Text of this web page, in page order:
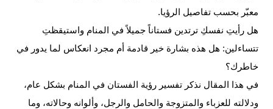
معبّر بحسب تفاصيل الرؤيا.
هل رأيتِ نفسكِ ترتدين فستاناً جميلاً في المنام واستيقظتِ
تتساءلين: هل هذه بشارة خير قادمة أم مجرد انعكاس لما يدور في
خاطرك؟
في هذا المقال نذكر تفسير رؤية الفستان في المنام بشكل عام،
ودلالته للعزباء والمتزوجة والحامل والرجل، وألوانه وحالاته، وما